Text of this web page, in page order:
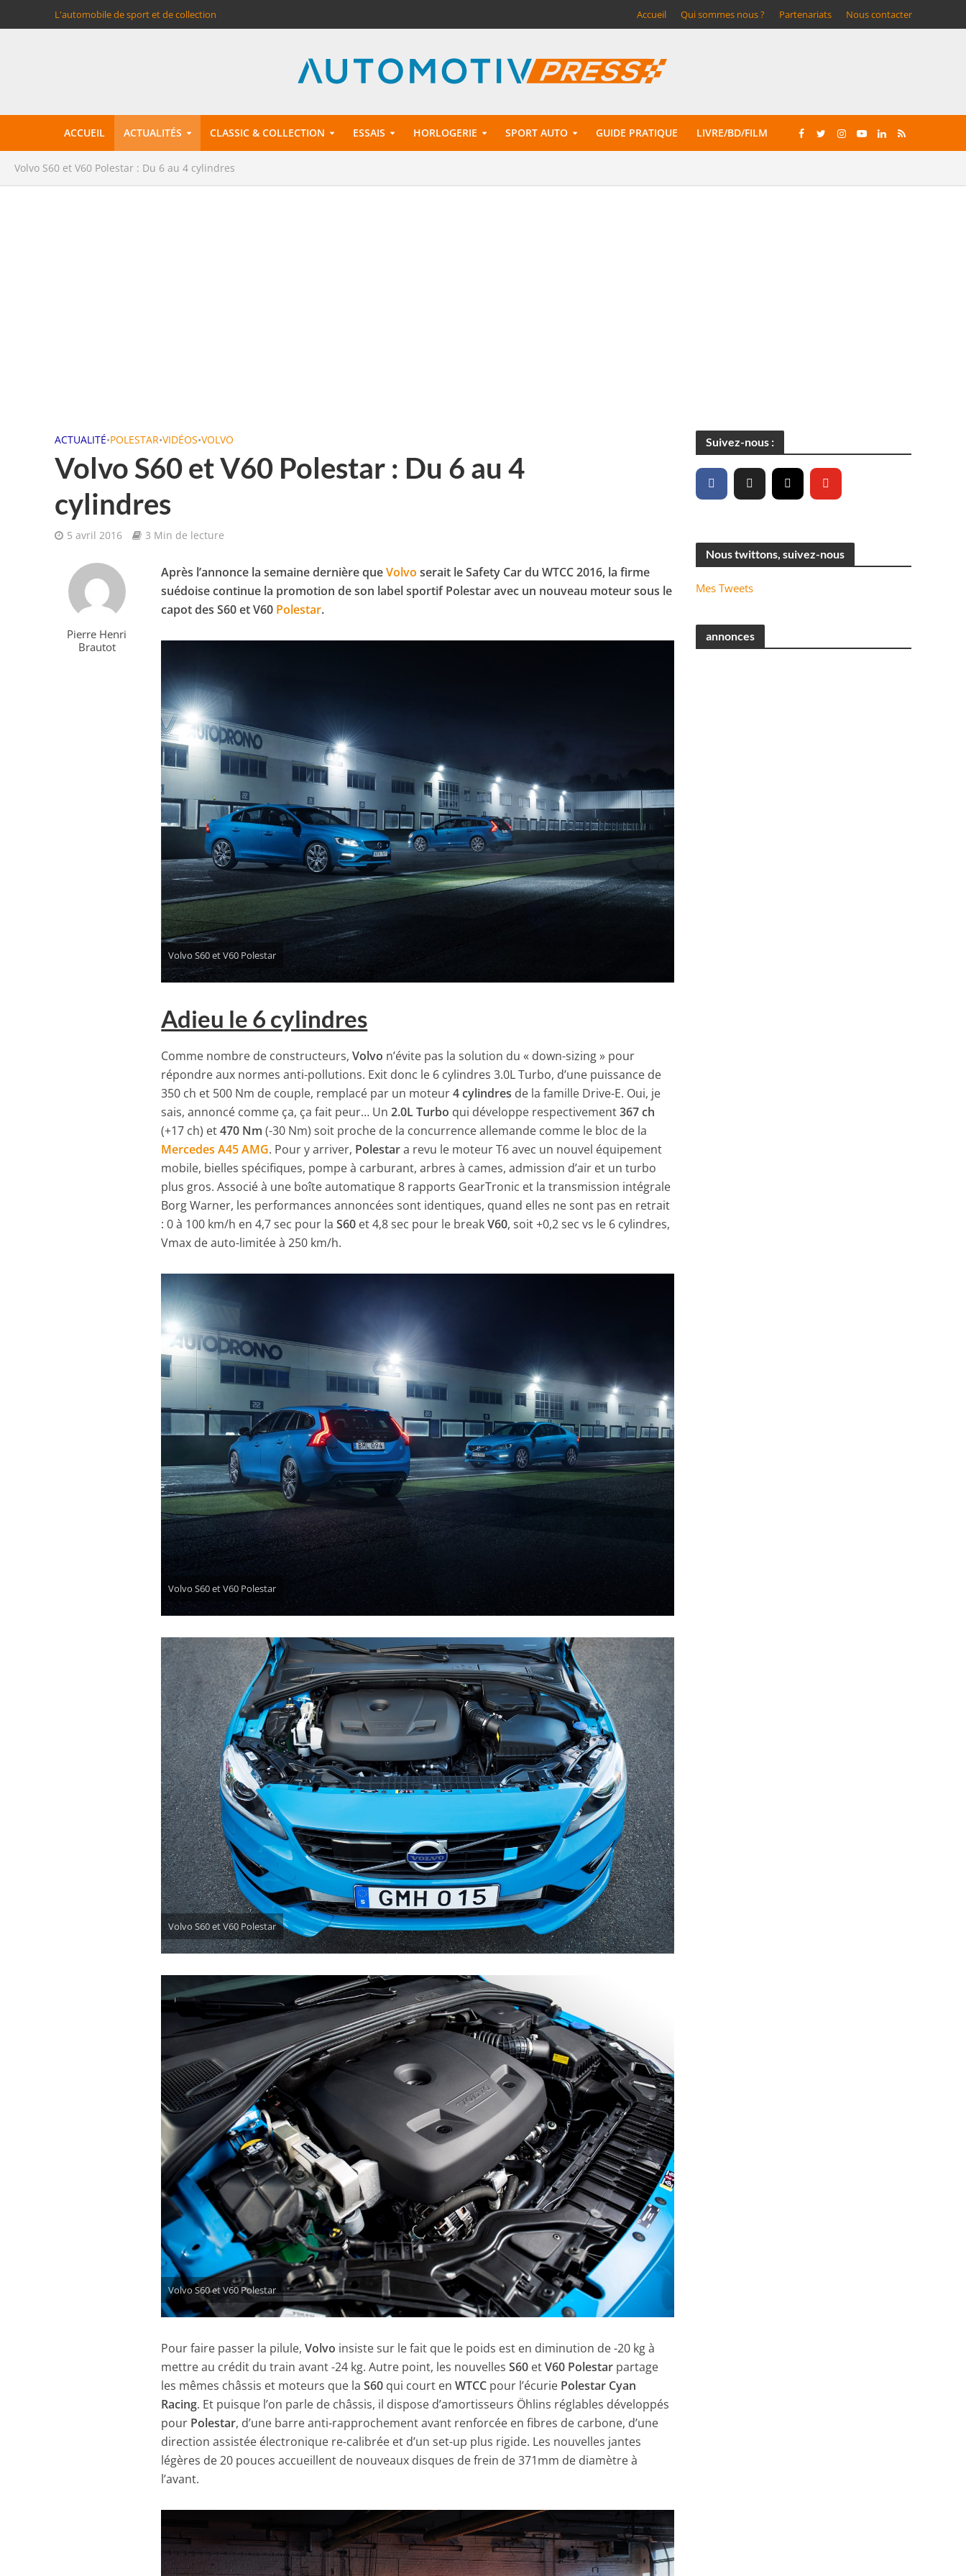
L'automobile de sport et de collection Accueil Qui sommes nous ? Partenariats Nous contacter
ACCUEIL ACTUALITÉS CLASSIC & COLLECTION ESSAIS HORLOGERIE SPORT AUTO GUIDE PRATIQUE LIVRE/BD/FILM
Volvo S60 et V60 Polestar : Du 6 au 4 cylindres
ACTUALITÉ•POLESTAR•VIDÉOS•VOLVO
Volvo S60 et V60 Polestar : Du 6 au 4
cylindres
5 avril 2016 3 Min de lecture
Pierre Henri
Brautot
Après l’annonce la semaine dernière queVolvo serait le Safety Car du WTCC 2016, la firme
suédoise continue la promotion de son label sportif Polestar avec un nouveau moteur sous le
capot des S60 et V60 Polestar.
Volvo S60 et V60 Polestar
Adieu le 6 cylindres
Comme nombre de constructeurs,Volvo n’évite pas la solution du « down-sizing » pour
répondre aux normes anti-pollutions. Exit donc le 6 cylindres 3.0L Turbo, d’une puissance de
350 ch et 500 Nm de couple, remplacé par un moteur4 cylindres de la famille Drive-E. Oui, je
sais, annoncé comme ça, ça fait peur… Un2.0L Turbo qui développe respectivement367 ch
(+17 ch) et470 Nm (-30 Nm) soit proche de la concurrence allemande comme le bloc de la
Mercedes A45 AMG. Pour y arriver, Polestara revu le moteur T6 avec un nouvel équipement
mobile, bielles spécifiques, pompe à carburant, arbres à cames, admission d’air et un turbo
plus gros. Associé à une boîte automatique 8 rapports GearTronic et la transmission intégrale
Borg Warner, les performances annoncées sont identiques, quand elles ne sont pas en retrait
: 0 à 100 km/h en 4,7 sec pour laS60 et 4,8 sec pour le breakV60, soit +0,2 sec vs le 6 cylindres,
Vmax de auto-limitée à 250 km/h.
Volvo S60 et V60 Polestar
Volvo S60 et V60 Polestar
Volvo S60 et V60 Polestar
Pour faire passer la pilule,Volvo insiste sur le fait que le poids est en diminution de -20 kg à
mettre au crédit du train avant -24 kg. Autre point, les nouvellesS60 etV60 Polestar partage
les mêmes châssis et moteurs que laS60 qui court enWTCC pour l’écurie Polestar Cyan
Racing. Et puisque l’on parle de châssis, il dispose d’amortisseurs Öhlins réglables développés
pour Polestar, d’une barre anti-rapprochement avant renforcée en fibres de carbone, d’une
direction assistée électronique re-calibrée et d’un set-up plus rigide. Les nouvelles jantes
légères de 20 pouces accueillent de nouveaux disques de frein de 371mm de diamètre à
l’avant.
Suivez-nous :
Nous twittons, suivez-nous
Mes Tweets
annonces